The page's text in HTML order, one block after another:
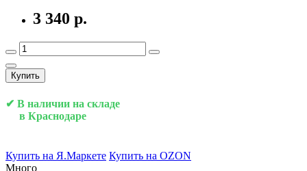
3 340 р.
Купить
✔ В наличии на складе
в Краснодаре
Купить на Я.Маркете Купить на OZON
Много